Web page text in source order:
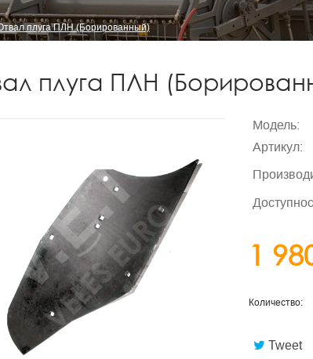
плуга ПЛН (Борированный)
плуга ПЛН
Модель:
Артикул:
1
Количество:
Tweet